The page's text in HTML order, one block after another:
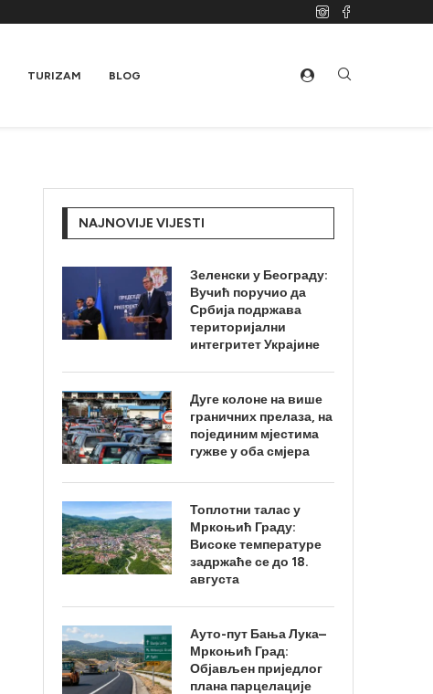
TURIZAM BLOG
NAJNOVIJE VIJESTI
Зеленски у Београду:
Вучић поручио да
Србија подржава
територијални
интегритет Украјине
Дуге колоне на више
граничних прелаза, на
појединим мјестима
гужве у оба смјера
Топлотни талас у
Мркоњић Граду:
Високе температуре
задржаће се до 18.
августа
Ауто-пут Бања Лука–
Мркоњић Град:
Објављен приједлог
плана парцелације